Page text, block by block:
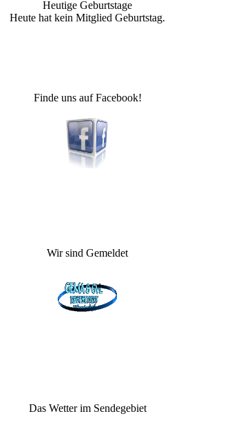
Heutige Geburtstage
Heute hat kein Mitglied Geburtstag.
Finde uns auf Facebook!
Wir sind Gemeldet
Das Wetter im Sendegebiet